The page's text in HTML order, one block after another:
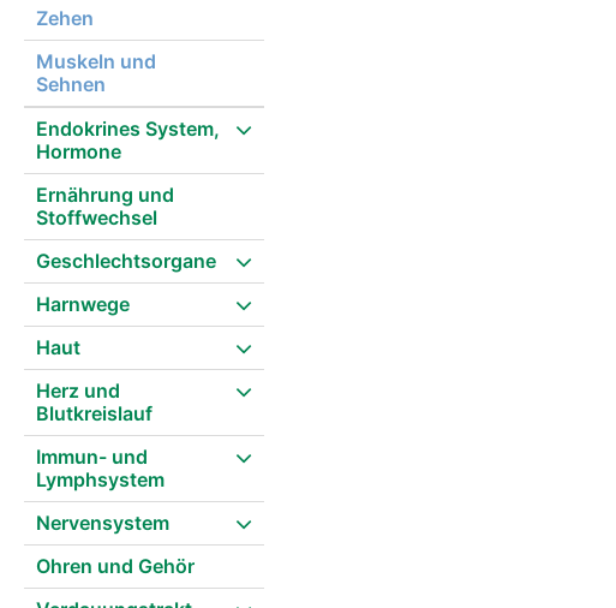
Zehen
Muskeln und
Sehnen
Endokrines System,
Hormone
Ernährung und
Stoffwechsel
Geschlechtsorgane
Harnwege
Haut
Herz und
Blutkreislauf
Immun- und
Lymphsystem
Nervensystem
Ohren und Gehör